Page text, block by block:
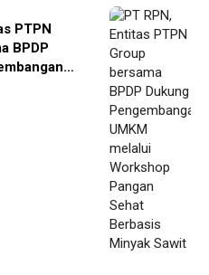
PTPN
BPDP